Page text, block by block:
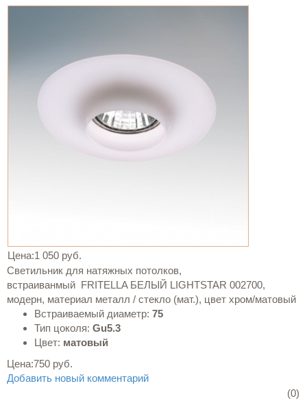
Цена:1 050 руб.
Светильник для натяжных потолков,
встраиванмый FRITELLA БЕЛЫЙ LIGHTSTAR 002700,
модерн, материал металл / стекло (мат.), цвет хром/матовый
Встраиваемый диаметр: 75
Тип цоколя: Gu5.3
Цвет: матовый
Цена:750 руб.
Добавить новый комментарий
(0)